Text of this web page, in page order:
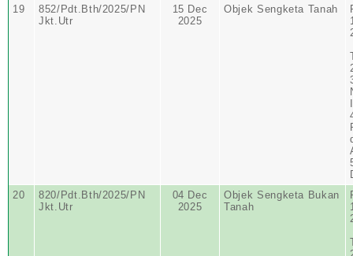
19
852/Pdt.Bth/2025/PN
Jkt.Utr
15 Dec
2025
Objek Sengketa Tanah
20
820/Pdt.Bth/2025/PN
Jkt.Utr
04 Dec
2025
Objek Sengketa Bukan
Tanah